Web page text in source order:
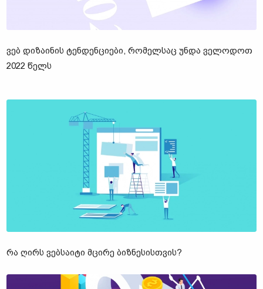
ᲕᲔᲑ ᲓᲘᲖᲐᲘᲜᲘᲡ ᲢᲔᲜᲓᲔᲜᲪᲘᲔᲑᲘ, ᲠᲝᲛᲔᲚᲡᲐᲪ ᲣᲜᲓᲐ ᲕᲔᲚᲝᲓᲝᲗ
2022 ᲬᲔᲚᲡ
ᲠᲐ ᲦᲘᲠᲡ ᲕᲔᲑᲡᲐᲘᲢᲘ ᲛᲪᲘᲠᲔ ᲑᲘᲖᲜᲔᲡᲘᲡᲗᲕᲘᲡ?